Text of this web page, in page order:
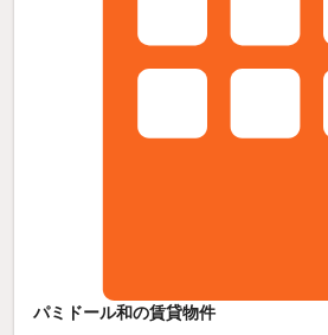
パミドール和の賃貸物件